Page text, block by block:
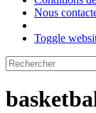
Nous
Toggle